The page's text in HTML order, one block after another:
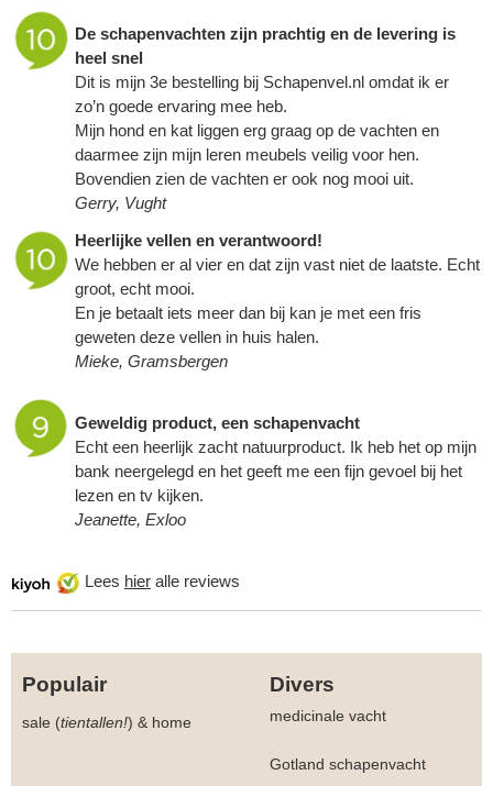
De schapenvachten zijn prachtig en de levering is
heel snel
Dit is mijn 3e bestelling bij Schapenvel.nl omdat ik er
zo’n goede ervaring mee heb.
Mijn hond en kat liggen erg graag op de vachten en
daarmee zijn mijn leren meubels veilig voor hen.
Bovendien zien de vachten er ook nog mooi uit.
Gerry, Vught
Heerlijke vellen en verantwoord!
We hebben er al vier en dat zijn vast niet de laatste. Echt
groot, echt mooi.
En je betaalt iets meer dan bij kan je met een fris
geweten deze vellen in huis halen.
Mieke, Gramsbergen
Geweldig product, een schapenvacht
Echt een heerlijk zacht natuurproduct. Ik heb het op mijn
bank neergelegd en het geeft me een fijn gevoel bij het
lezen en tv kijken.
Jeanette, Exloo
Lees hier alle reviews
Populair Divers
sale (tientallen!) & home medicinale vacht
Gotland schapenvacht